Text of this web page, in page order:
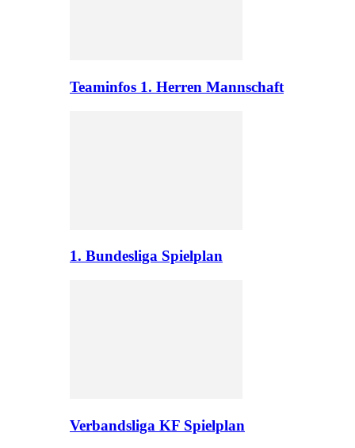
Teaminfos 1. Herren Mannschaft
1. Bundesliga Spielplan
Verbandsliga KF Spielplan